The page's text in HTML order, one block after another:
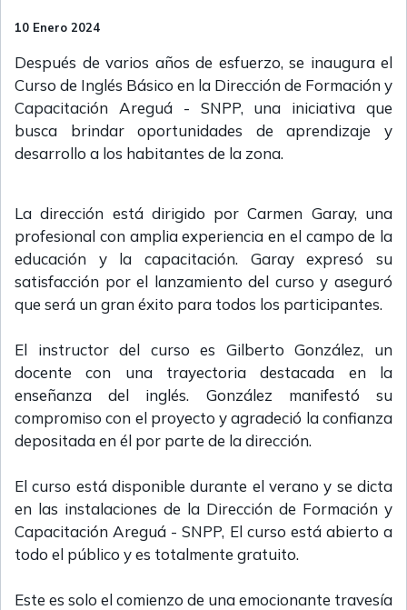
10 Enero 2024
Después de varios años de esfuerzo, se inaugura el
Curso de Inglés Básico en la Dirección de Formación y
Capacitación Areguá - SNPP, una iniciativa que
busca brindar oportunidades de aprendizaje y
desarrollo a los habitantes de la zona.
La dirección está dirigido por Carmen Garay, una
profesional con amplia experiencia en el campo de la
educación y la capacitación. Garay expresó su
satisfacción por el lanzamiento del curso y aseguró
que será un gran éxito para todos los participantes.
El instructor del curso es Gilberto González, un
docente con una trayectoria destacada en la
enseñanza del inglés. González manifestó su
compromiso con el proyecto y agradeció la confianza
depositada en él por parte de la dirección.
El curso está disponible durante el verano y se dicta
en las instalaciones de la Dirección de Formación y
Capacitación Areguá - SNPP, El curso está abierto a
todo el público y es totalmente gratuito.
Este es solo el comienzo de una emocionante travesía